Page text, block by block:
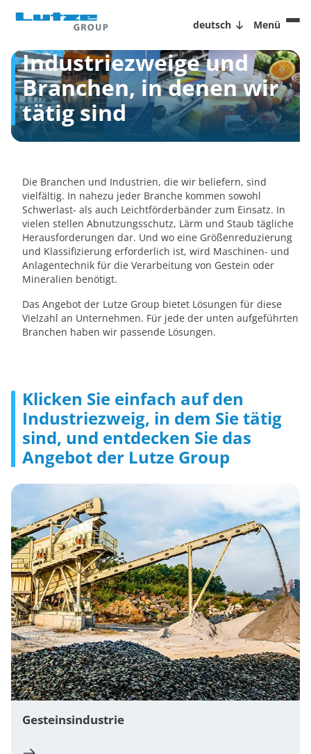
deutsch Menü
Industriezweige und
Branchen, in denen wir
tätig sind
Die Branchen und Industrien, die wir beliefern, sind
vielfältig. In nahezu jeder Branche kommen sowohl
Schwerlast- als auch Leichtförderbänder zum Einsatz. In
vielen stellen Abnutzungsschutz, Lärm und Staub tägliche
Herausforderungen dar. Und wo eine Größenreduzierung
und Klassifizierung erforderlich ist, wird Maschinen- und
Anlagentechnik für die Verarbeitung von Gestein oder
Mineralien benötigt.
Das Angebot der Lutze Group bietet Lösungen für diese
Vielzahl an Unternehmen. Für jede der unten aufgeführten
Branchen haben wir passende Lösungen.
Klicken Sie einfach auf den
Industriezweig, in dem Sie tätig
sind, und entdecken Sie das
Angebot der Lutze Group
Gesteinsindustrie